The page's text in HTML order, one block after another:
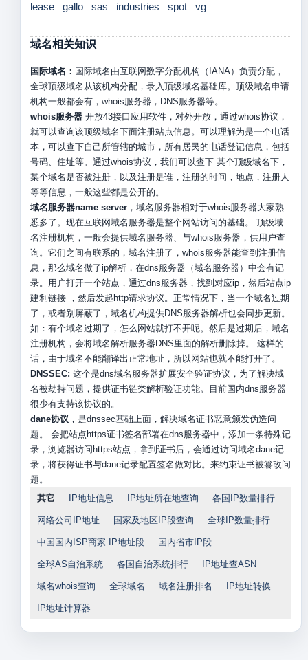
lease
gallo sas industries spot vg
域名相关知识
国际域名： 国际域名由互联网数字分配机构（IANA）负责分配，
全球顶级域名从该机构分配，录入顶级域名基础库。顶级域名申请
机构一般都会有，whois服务器，DNS服务器等。
whois服务器开放43接口应用软件，对外开放，通过whois协议，
就可以查询该顶级域名下面注册站点信息。可以理解为是一个电话
本，可以查下自己所管辖的城市，所有居民的电话登记信息，包括
号码、住址等。通过whois协议，我们可以查下 某个顶级域名下，
某个域名是否被注册，以及注册是谁，注册的时间，地点，注册人
等等信息，一般这些都是公开的。
域名服务器name server，域名服务器相对于whois服务器大家熟
悉多了。现在互联网域名服务器是整个网站访问的基础。 顶级域
名注册机构，一般会提供域名服务器、与whois服务器，供用户查
询。它们之间有联系的，域名注册了，whois服务器能查到注册信
息，那么域名做了ip解析，在dns服务器（域名服务器）中会有记
录。用户打开一个站点，通过dns服务器，找到对应ip，然后站点ip
建利链接 ，然后发起http请求协议。正常情况下，当一个域名过期
了，或者别屏蔽了，域名机构提供DNS服务器解析也会同步更新。
如：有个域名过期了，怎么网站就打不开呢。然后是过期后，域名
注册机构，会将域名解析服务器DNS里面的解析删除掉。 这样的
话，由于域名不能翻译出正常地址，所以网站也就不能打开了。
DNSSEC: 这个是dns域名服务器扩展安全验证协议，为了解决域
名被劫持问题，提供证书链类解析验证功能。目前国内dns服务器
很少有支持该协议的。
dane协议， 是dnssec基础上面，解决域名证书恶意颁发伪造问
题。 会把站点https证书签名部署在dns服务器中，添加一条特殊记
录，浏览器访问https站点，拿到证书后，会通过访问域名dane记
录，将获得证书与dane记录配置签名做对比。来约束证书被篡改问
题。
其它
IP地址信息 IP地址所在地查询 各国IP数量排行
网络公司IP地址 国家及地区IP段查询 全球IP数量排行
中国国内ISP商家 IP地址段 国内省市IP段
全球AS自治系统 各国自治系统排行 IP地址查ASN
域名whois查询 全球域名 域名注册排名 IP地址转换
IP地址计算器